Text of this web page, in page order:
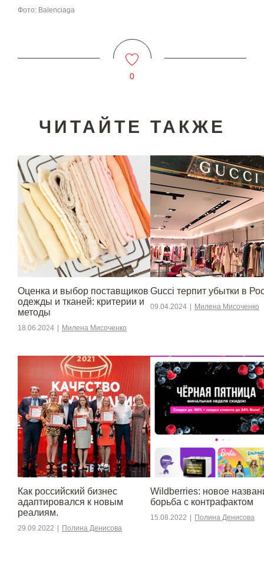
Фото: Balenciaga
0
ЧИТАЙТЕ ТАКЖЕ
Оценка и выбор поставщиков
одежды и тканей: критерии и
методы
18.06.2024 Милена Мисоченко
Gucci терпит убытки в
09.04.2024 Милена Мисоченко
​​Как российский бизнес
адаптировался к новым
реалиям.
29.09.2022 Полина Денисова
Wildberries: новое
борьба с контрафактом
15.08.2022 Полина Денисова